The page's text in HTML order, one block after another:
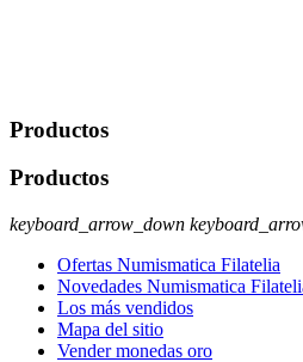
Productos
Productos
keyboard_arrow_down
Ofertas Numismatica Filatelia
Novedades Numismatica
Los más vendidos
Mapa del sitio
Vender monedas oro